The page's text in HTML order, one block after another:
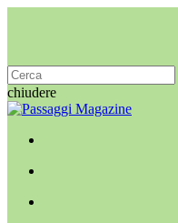
principale
chiudere
Chiudi